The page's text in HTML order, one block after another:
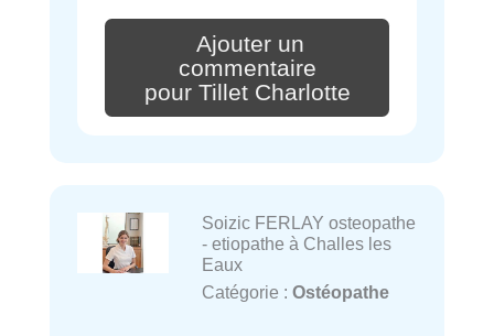
Ajouter un
commentaire
pour Tillet Charlotte
Soizic FERLAY osteopathe
- etiopathe à Challes les
Eaux
Catégorie : Ostéopathe